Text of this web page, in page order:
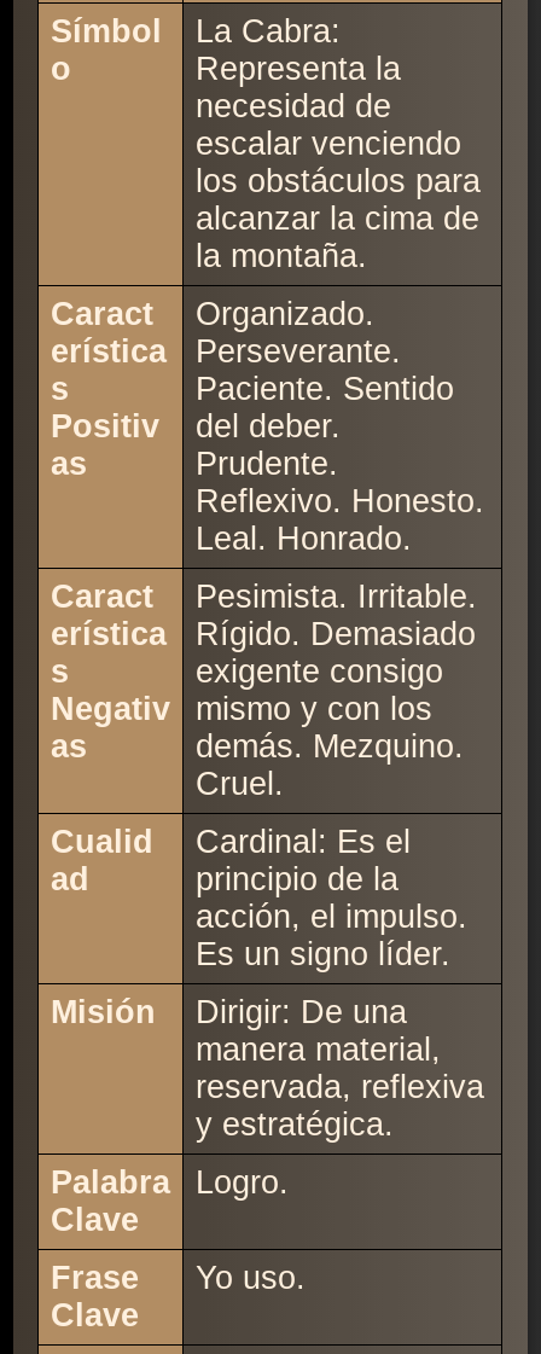
Símbol
o
La Cabra:
Representa la
necesidad de
escalar venciendo
los obstáculos para
alcanzar la cima de
la montaña.
Caract
erística
s
Positiv
as
Organizado.
Perseverante.
Paciente. Sentido
del deber.
Prudente.
Reflexivo. Honesto.
Leal. Honrado.
Caract
erística
s
Negativ
as
Pesimista. Irritable.
Rígido. Demasiado
exigente consigo
mismo y con los
demás. Mezquino.
Cruel.
Cualid
ad
Cardinal: Es el
principio de la
acción, el impulso.
Es un signo líder.
Misión
Dirigir: De una
manera material,
reservada, reflexiva
y estratégica.
Palabra
Clave
Logro.
Frase
Clave
Yo uso.